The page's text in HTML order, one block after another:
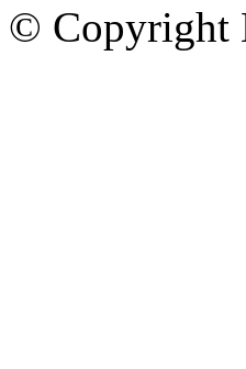
© Copyright